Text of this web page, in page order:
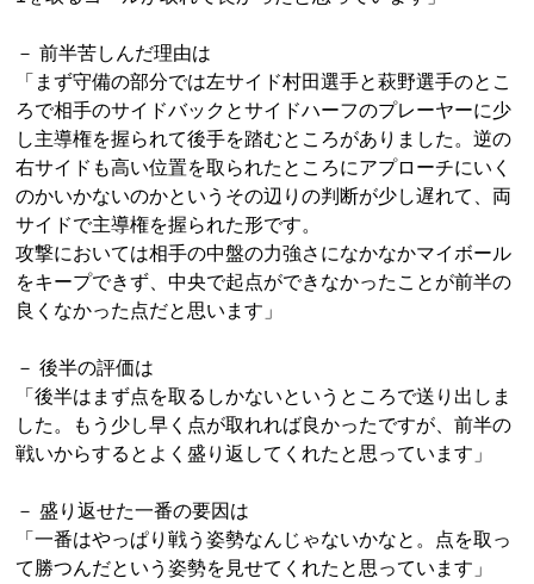
－ 前半苦しんだ理由は
「まず守備の部分では左サイド村田選手と萩野選手のとこ
ろで相手のサイドバックとサイドハーフのプレーヤーに少
し主導権を握られて後手を踏むところがありました。逆の
右サイドも高い位置を取られたところにアプローチにいく
のかいかないのかというその辺りの判断が少し遅れて、両
サイドで主導権を握られた形です。
攻撃においては相手の中盤の力強さになかなかマイボール
をキープできず、中央で起点ができなかったことが前半の
良くなかった点だと思います」
－ 後半の評価は
「後半はまず点を取るしかないというところで送り出しま
した。もう少し早く点が取れれば良かったですが、前半の
戦いからするとよく盛り返してくれたと思っています」
－ 盛り返せた一番の要因は
「一番はやっぱり戦う姿勢なんじゃないかなと。点を取っ
て勝つんだという姿勢を見せてくれたと思っています」